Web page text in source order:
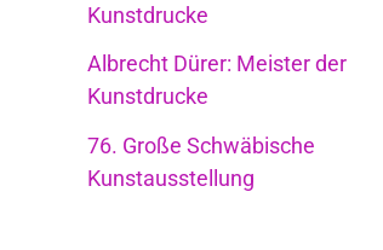
Kunstdrucke
Albrecht Dürer: Meister der
Kunstdrucke
76. Große Schwäbische
Kunstausstellung